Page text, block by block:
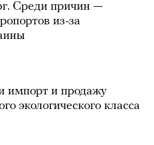
Среди причин —
из-за
импорт и продажу
экологического класса